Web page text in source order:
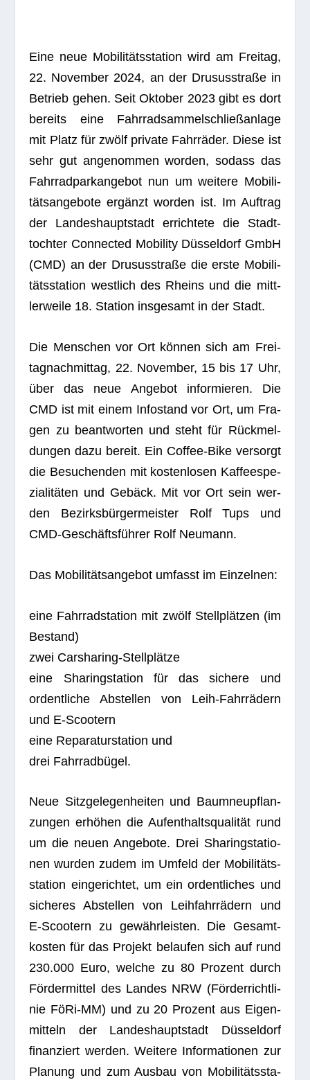
Eine neue Mobi­li­täts­sta­tion wird am Frei­tag,
22. Novem­ber 2024, an der Dru­sus­straße in
Betrieb gehen. Seit Okto­ber 2023 gibt es dort
bereits eine Fahr­rad­sam­mel­schließ­an­lage
mit Platz für zwölf pri­vate Fahr­rä­der. Diese ist
sehr gut ange­nom­men wor­den, sodass das
Fahr­rad­par­k­an­ge­bot nun um wei­tere Mobi­li­
täts­an­ge­bote ergänzt wor­den ist. Im Auf­trag
der Lan­des­haupt­stadt errich­tete die Stadt­
toch­ter Con­nec­ted Mobi­lity Düs­sel­dorf GmbH
(CMD) an der Dru­sus­straße die erste Mobi­li­
täts­sta­tion west­lich des Rheins und die mitt­
ler­weile 18. Sta­tion ins­ge­samt in der Stadt.
Die Men­schen vor Ort kön­nen sich am Frei­
tag­nach­mit­tag, 22. Novem­ber, 15 bis 17 Uhr,
über das neue Ange­bot infor­mie­ren. Die
CMD ist mit einem Info­stand vor Ort, um Fra­
gen zu beant­wor­ten und steht für Rück­mel­
dun­gen dazu bereit. Ein Cof­fee-Bike ver­sorgt
die Besu­chen­den mit kos­ten­lo­sen Kaf­fee­spe­
zia­li­tä­ten und Gebäck. Mit vor Ort sein wer­
den Bezirks­bür­ger­meis­ter Rolf Tups und
CMD-Geschäfts­füh­rer Rolf Neumann.
Das Mobi­li­täts­an­ge­bot umfasst im Einzelnen:
eine Fahr­rad­sta­tion mit zwölf Stell­plät­zen (im
Bestand)
zwei Carsharing-Stellplätze
eine Sha­ring­sta­tion für das sichere und
ordent­li­che Abstel­len von Leih-Fahr­rä­dern
und E‑Scootern
eine Repa­ra­tur­sta­tion und
drei Fahrradbügel.
Neue Sitz­ge­le­gen­hei­ten und Baum­n­eu­pflan­
zun­gen erhö­hen die Auf­ent­halts­qua­li­tät rund
um die neuen Ange­bote. Drei Sha­ring­sta­tio­
nen wur­den zudem im Umfeld der Mobi­li­täts­
sta­tion ein­ge­rich­tet, um ein ordent­li­ches und
siche­res Abstel­len von Leih­fahr­rä­dern und
E‑Scootern zu gewähr­leis­ten. Die Gesamt­
kos­ten für das Pro­jekt belau­fen sich auf rund
230.000 Euro, wel­che zu 80 Pro­zent durch
För­der­mit­tel des Lan­des NRW (För­der­richt­li­
nie FöRi-MM) und zu 20 Pro­zent aus Eigen­
mit­teln der Lan­des­haupt­stadt Düs­sel­dorf
finan­ziert wer­den. Wei­tere Infor­ma­tio­nen zur
Pla­nung und zum Aus­bau von Mobi­li­täts­sta­